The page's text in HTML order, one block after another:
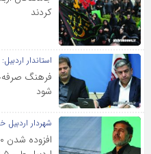
کردند
استاندار اردبیل:
فرهنگ
شود
شهردار اردبیل